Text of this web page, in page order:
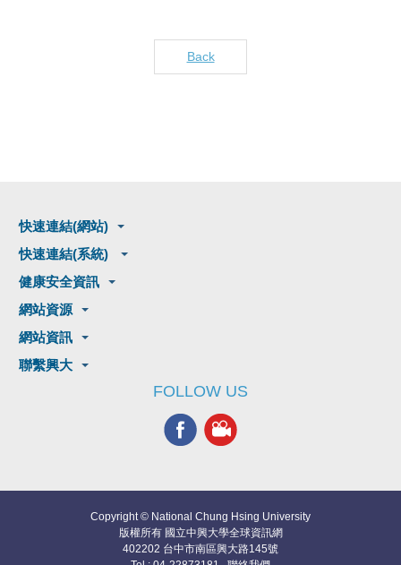
Back
快速連結(網站)
快速連結(系統)
健康安全資訊
網站資源
網站資訊
聯繫興大
FOLLOW US
Copyright © National Chung Hsing University
版權所有 國立中興大學全球資訊網
402202 台中市南區興大路145號